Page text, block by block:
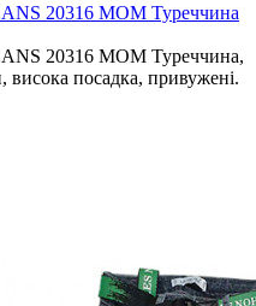
20316 MOM Туреччина
20316 MOM Туреччина,
посадка, привужені.